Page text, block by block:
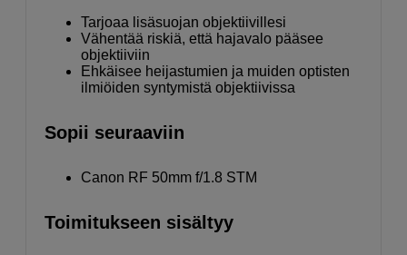
Tarjoaa lisäsuojan objektiivillesi
Vähentää riskiä, että hajavalo pääsee
objektiiviin
Ehkäisee heijastumien ja muiden optisten
ilmiöiden syntymistä objektiivissa
Sopii seuraaviin
Canon RF 50mm f/1.8 STM
Toimitukseen sisältyy